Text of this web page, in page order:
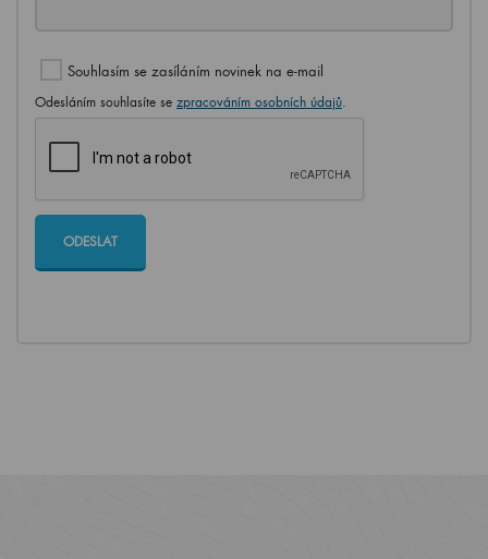
Souhlasím se zasíláním novinek na e-mail
Odesláním souhlasíte se zpracováním osobních údajů